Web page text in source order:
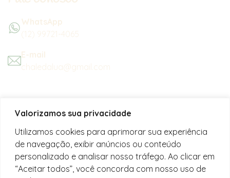
Valorizamos sua privacidade
Utilizamos cookies para aprimorar sua experiência
de navegação, exibir anúncios ou conteúdo
personalizado e analisar nosso tráfego. Ao clicar em
“Aceitar todos”, você concorda com nosso uso de
WhatsApp
(12) 99721-4065
E-mail
chaledalua@gmail.com
na bela praia de Juquehy.
Instagram
@chalesdaluajuquehy